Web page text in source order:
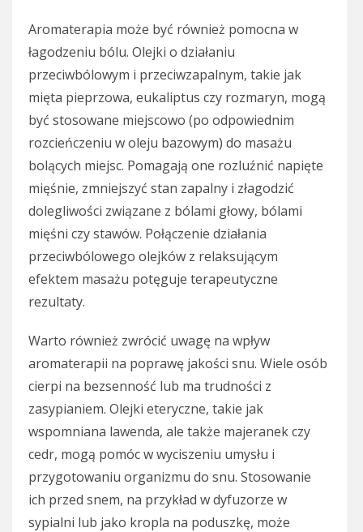
Aromaterapia może być również pomocna w
łagodzeniu bólu. Olejki o działaniu
przeciwbólowym i przeciwzapalnym, takie jak
mięta pieprzowa, eukaliptus czy rozmaryn, mogą
być stosowane miejscowo (po odpowiednim
rozcieńczeniu w oleju bazowym) do masażu
bolących miejsc. Pomagają one rozluźnić napięte
mięśnie, zmniejszyć stan zapalny i złagodzić
dolegliwości związane z bólami głowy, bólami
mięśni czy stawów. Połączenie działania
przeciwbólowego olejków z relaksującym
efektem masażu potęguje terapeutyczne
rezultaty.
Warto również zwrócić uwagę na wpływ
aromaterapii na poprawę jakości snu. Wiele osób
cierpi na bezsenność lub ma trudności z
zasypianiem. Olejki eteryczne, takie jak
wspomniana lawenda, ale także majeranek czy
cedr, mogą pomóc w wyciszeniu umysłu i
przygotowaniu organizmu do snu. Stosowanie
ich przed snem, na przykład w dyfuzorze w
sypialni lub jako kropla na poduszkę, może